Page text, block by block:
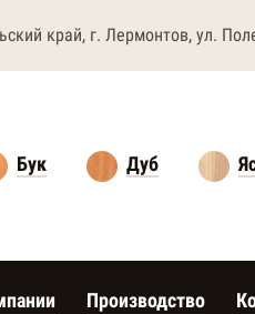
край, г. Лермонтов, ул.
Бук Дуб
Производство